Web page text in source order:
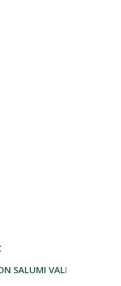
SALUMI VALDOSTANI E